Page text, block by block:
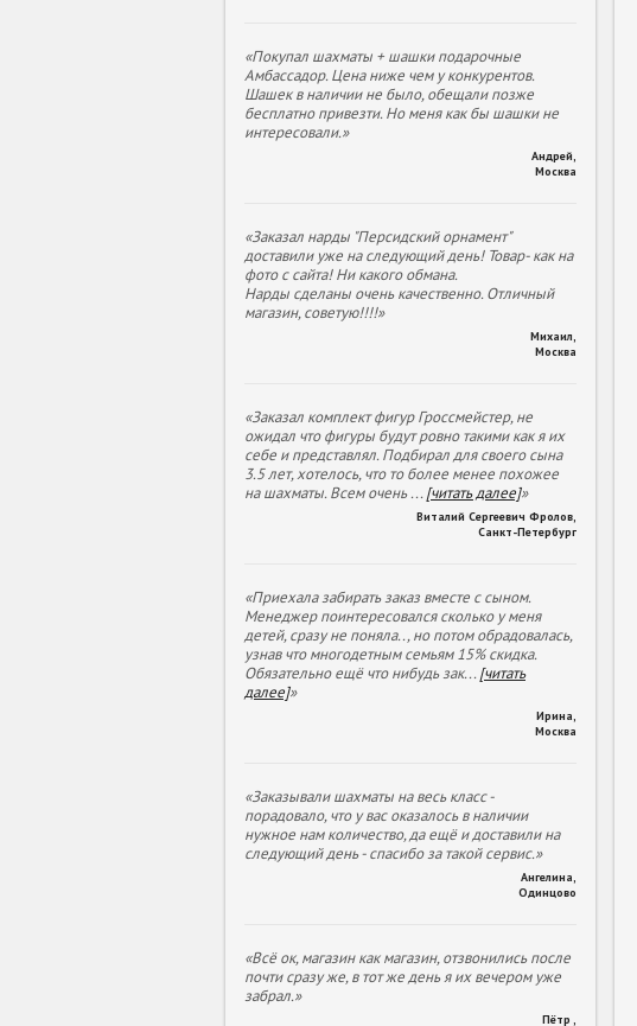
«Покупал шахматы + шашки подарочные
Амбассадор. Цена ниже чем у конкурентов.
Шашек в наличии не было, обещали позже
бесплатно привезти. Но меня как бы шашки не
интересовали.»
Андрей
Москва
«Заказал нарды "Персидский орнамент"
доставили уже на следующий день! Товар- как на
фото с сайта! Ни какого обмана.
Нарды сделаны очень качественно. Отличный
магазин, советую!!!!»
Михаил
Москва
«Заказал комплект фигур Гроссмейстер, не
ожидал что фигуры будут ровно такими как я их
себе и представлял. Подбирал для своего сына
3.5 лет, хотелось, что то более менее похожее
на шахматы. Всем очень...[читать далее]»
Виталий Сергеевич Фролов
Санкт-Петербург
«Приехала забирать заказ вместе с сыном.
Менеджер поинтересовался сколько у меня
детей, сразу не поняла.., но потом обрадовалась,
узнав что многодетным семьям 15% скидка.
Обязательно ещё что нибудь зак...[читать
далее]»
Ирина
Москва
«Заказывали шахматы на весь класс -
порадовало, что у вас оказалось в наличии
нужное нам количество, да ещё и доставили на
следующий день - спасибо за такой сервис.»
Ангелина
Одинцово
«Всё ок, магазин как магазин, отзвонились после
почти сразу же, в тот же день я их вечером уже
забрал.»
Пётр